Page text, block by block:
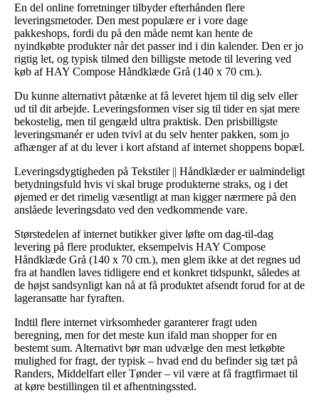
En del online forretninger tilbyder efterhånden flere
leveringsmetoder. Den mest populære er i vore dage
pakkeshops, fordi du på den måde nemt kan hente de
nyindkøbte produkter når det passer ind i din kalender. Den er jo
rigtig let, og typisk tilmed den billigste metode til levering ved
køb af HAY Compose Håndklæde Grå (140 x 70 cm.).
Du kunne alternativt påtænke at få leveret hjem til dig selv eller
ud til dit arbejde. Leveringsformen viser sig til tider en sjat mere
bekostelig, men til gengæld ultra praktisk. Den prisbilligste
leveringsmanér er uden tvivl at du selv henter pakken, som jo
afhænger af at du lever i kort afstand af internet shoppens bopæl.
Leveringsdygtigheden på Tekstiler || Håndklæder er ualmindeligt
betydningsfuld hvis vi skal bruge produkterne straks, og i det
øjemed er det rimelig væsentligt at man kigger nærmere på den
anslåede leveringsdato ved den vedkommende vare.
Størstedelen af internet butikker giver løfte om dag-til-dag
levering på flere produkter, eksempelvis HAY Compose
Håndklæde Grå (140 x 70 cm.), men glem ikke at det regnes ud
fra at handlen laves tidligere end et konkret tidspunkt, således at
de højst sandsynligt kan nå at få produktet afsendt forud for at de
lageransatte har fyraften.
Indtil flere internet virksomheder garanterer fragt uden
beregning, men for det meste kun ifald man shopper for en
bestemt sum. Alternativt bør man udvælge den mest letkøbte
mulighed for fragt, der typisk – hvad end du befinder sig tæt på
Randers, Middelfart eller Tønder – vil være at få fragtfirmaet til
at køre bestillingen til et afhentningssted.